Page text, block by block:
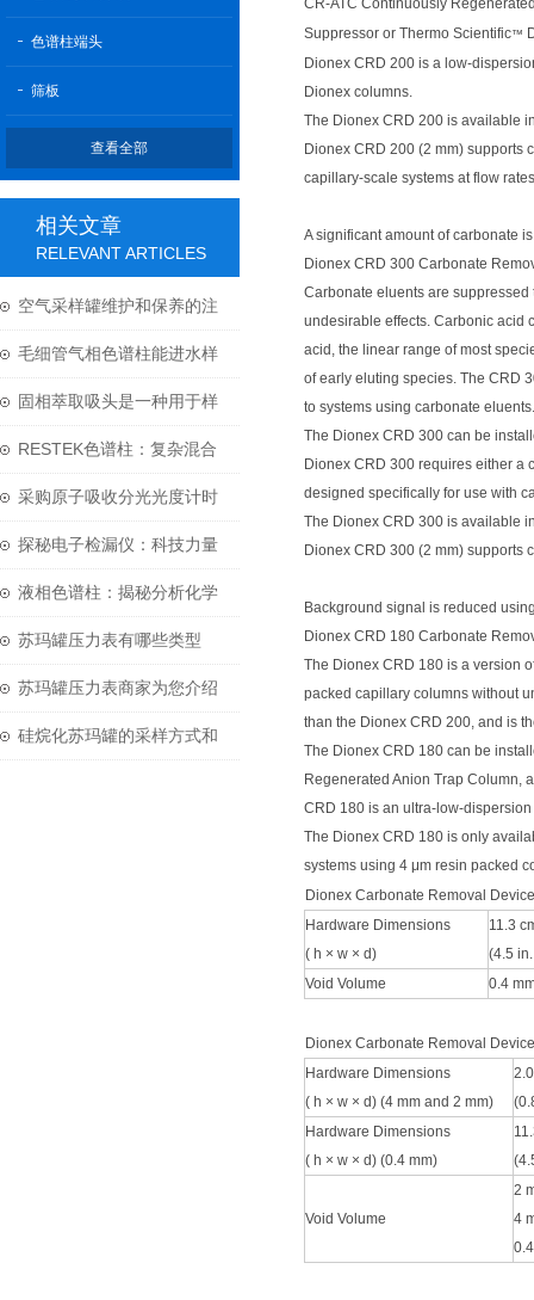
色谱柱端头
筛板
查看全部
相关文章
RELEVANT ARTICLES
空气采样罐维护和保养的注
意要点有哪些？
毛细管气相色谱柱能进水样
吗？
固相萃取吸头是一种用于样
品制备的实验室工具
RESTEK色谱柱：复杂混合
物分离科学的核心
采购原子吸收分光光度计时
需要注意哪些问题？
探秘电子检漏仪：科技力量
守护质量安全
液相色谱柱：揭秘分析化学
中的“神奇工具”
苏玛罐压力表有哪些类型
呢？又该怎么选呢？
苏玛罐压力表商家为您介绍
压力表的那些知识
硅烷化苏玛罐的采样方式和
CR-ATC Continuously
Suppressor or Thermo Scientific™
Dionex CRD 200 is a low-
Dionex columns.
The Dionex CRD 200 is available
Dionex CRD 200 (2 mm) supports
capillary-scale systems at flow
A significant amount of carbonate
Dionex CRD 300 Carbonate
Carbonate eluents are
undesirable effects. Carbonic acid
acid, the linear range of most
of early eluting species. The CRD
to systems using carbonate eluents.
The Dionex CRD 300 can be
Dionex CRD 300 requires either a
designed specifically for use with
The Dionex CRD 300 is available
Dionex CRD 300 (2 mm) supports
Background signal is reduced
Dionex CRD 180 Carbonate
The Dionex CRD 180 is a version
packed capillary columns without
than the Dionex CRD 200, and is
The Dionex CRD 180 can be
Regenerated Anion Trap Column,
CRD 180 is an ultra-low-
The Dionex CRD 180 is only
systems using 4 μm resin packed
Dionex Carbonate Removal
Hardware Dimensions
( h × w × d)
11.3
(4.5
Void Volume
0.4
Dionex Carbonate Removal
Hardware Dimensions
( h × w × d) (4 mm and 2 mm)
Hardware Dimensions
( h × w × d) (0.4 mm)
Void Volume
2
4